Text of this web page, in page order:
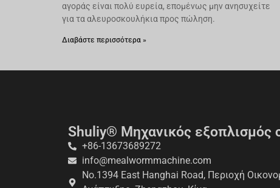
αγοράς είναι πολύ ευρεία, επομένως μην ανησυχείτε
για τα αλευροσκουλήκια προς πώληση.
Διαβάστε περισσότερα »
Shuliy® Μηχανικός εξοπλισμός
+86-13673689272
info@mealwormmachine.com
No.1394 East Hanghai Road, Περιοχή